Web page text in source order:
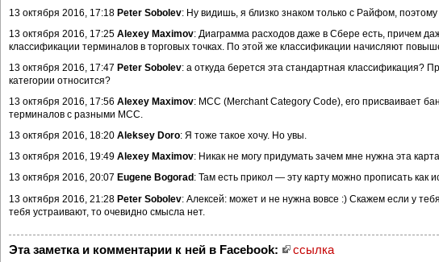
13 октября 2016, 17:18 Peter Sobolev: Ну видишь, я близко знаком только с Райфом,
13 октября 2016, 17:25 Alexey Maximov: Диаграмма расходов даже в Сбере есть, причем
классификации терминалов в торговых точках. По этой же классификации начисляют
13 октября 2016, 17:47 Peter Sobolev: а откуда берется эта стандартная классификация?
категории относится?
13 октября 2016, 17:56 Alexey Maximov: MCC (Merchant Category Code), его присваивает
терминалов с разными MCC.
13 октября 2016, 18:20 Aleksey Doro: Я тоже такое хочу. Но увы.
13 октября 2016, 19:49 Alexey Maximov: Никак не могу придумать зачем мне нужна эта
13 октября 2016, 20:07 Eugene Bogorad : Там есть прикол — эту карту можно прописать как
13 октября 2016, 21:28 Peter Sobolev: Алексей: может и не нужна вовсе :) Скажем если у
тебя устраивают, то очевидно смысла нет.
Эта заметка и комментарии к ней в Facebook: ссылка